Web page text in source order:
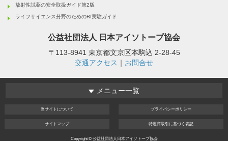
放射性試薬の安全取扱ガイド第2版
ライフサイエンス分野のためのRI実験ガイド
公益社団法人 日本アイソトープ協会
〒113-8941 東京都文京区本駒込 2-28-45
交通アクセス ｜ お問合せ
メニュー一覧
当サイト について プライバシーポリシー
サイト マップ 特定商取引 に基づく表記
Copyright © 公益社団法人日本アイソトープ協会